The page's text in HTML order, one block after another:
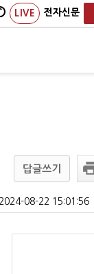
LIVE 전자신문
답글쓰기
2024-08-22 15:01:56